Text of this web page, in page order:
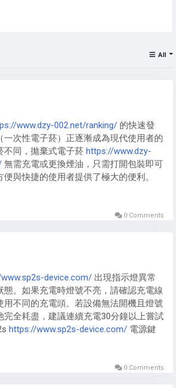
All
www.dzy-002.net/ranking/ 的快速發
一次性電子菸）正逐漸成為現代使用者的
不同，拋棄式電子菸 https://www.dzy-
無需充電或更換煙油，只需打開包裝即可
與快捷的使用者提供了極大的便利。
愛好者或初次接觸電子菸的使用者。由於
者無需擔心充電、漏油或操作複雜的問
樂趣即可。拋棄式電子菸通常體積輕巧，
外出聚會、短途旅行或日常使用，都能
0 Comments
device.com/ 出現指示燈異常
態。如果充電時燈號不亮，請確認充電線
用不同的充電頭。若設備無法開機且燈號
完全耗盡，建議連續充電30分鐘以上嘗試
https://www.sp2s-device.com/ 電源鍵
這能解決多數暫時性的系統故障。如果
0 Comments